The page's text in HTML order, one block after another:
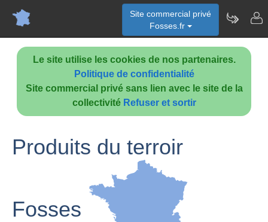
Le site utilise les cookies de nos partenaires.
Politique de confidentialité
Site commercial privé sans lien avec le site de la
collectivité Refuser et sortir
Site commercial privé
Fosses.fr
Produits du terroir
Fosses